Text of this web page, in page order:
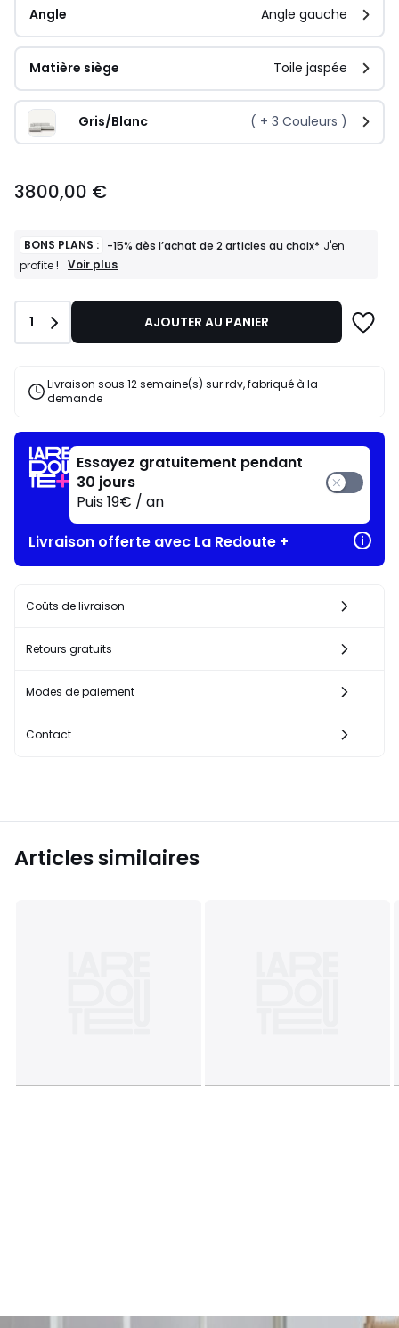
Angle Angle gauche
Matière siège Toile jaspée
Gris/Blanc ( + 3 Couleurs )
€.
3800,00 €
BONS PLANS : -15% dès l’achat de 2 articles au choix* J'en
profite !
BONS
-15%
l’achat
articles
au
J'en
profite
!
Voir plus
Quantité
1 AJOUTER AU PANIER
Livraison sous 12 semaine(s) sur rdv, fabriqué à la
demande
Essayez gratuitement pendant
30 jours
Puis 19€ / an
Livraison offerte avec La Redoute +
Coûts de livraison
Retours gratuits
Modes de paiement
Contact
Articles similaires